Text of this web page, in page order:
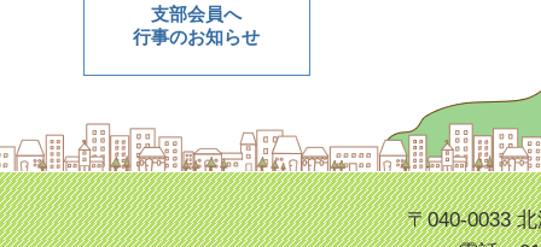
支部会員へ
行事のお知らせ
〒040-0033